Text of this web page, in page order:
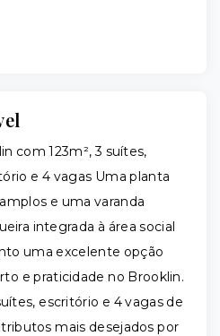
com 123m², 3 suítes,
e 4 vagas Uma planta
e uma varanda
integrada à área social
uma excelente opção
e praticidade no Brooklin.
escritório e 4 vagas de
mais desejados por